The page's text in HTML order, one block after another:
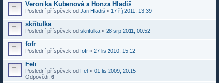
Veronika Kubenová a Honza Hladiš
Poslední příspěvek od Jan Hladiš « 17 říj 2011, 13:39
skřítulka
Poslední příspěvek od skritulka « 28 srp 2011, 00:52
fofr
Poslední příspěvek od fofr « 27 lis 2010, 15:12
Feli
Poslední příspěvek od Feli « 01 lis 2009, 20:15
Odpovědi: 6